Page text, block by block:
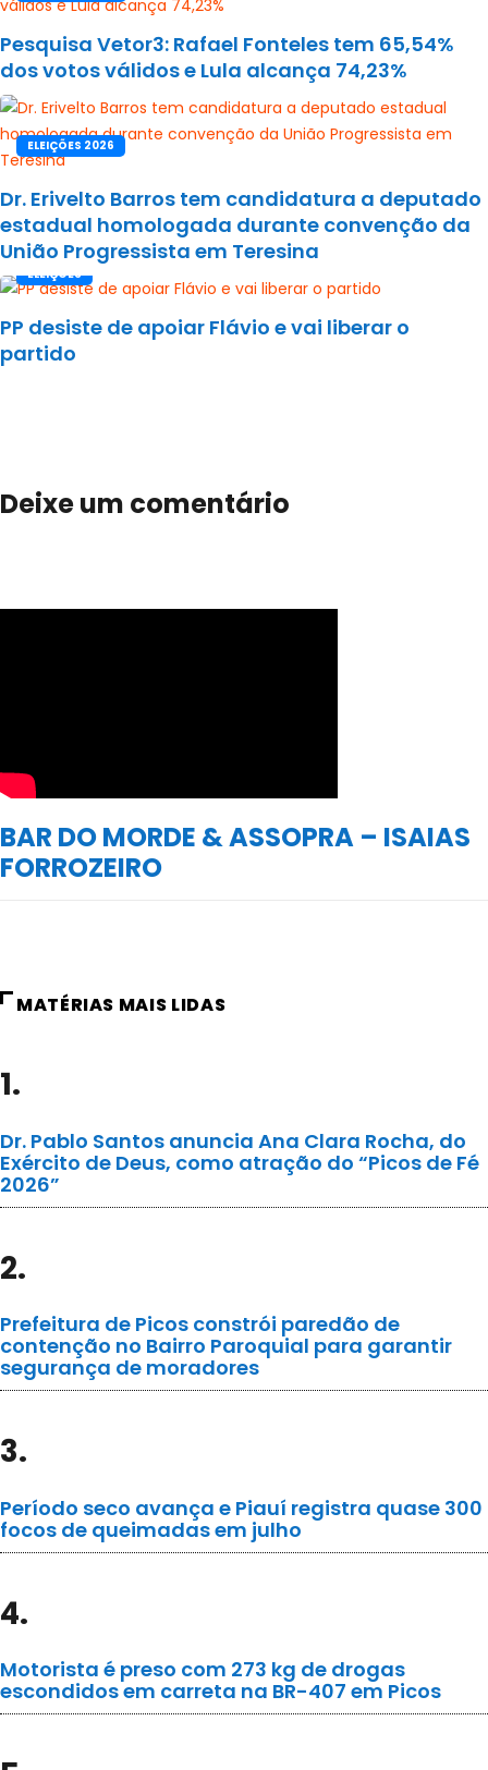
Pesquisa Vetor3: Rafael Fonteles tem 65,54%
dos votos válidos e Lula alcança 74,23%
ELEIÇÕES 2026
Dr. Erivelto Barros tem candidatura a deputado
estadual homologada durante convenção da
União Progressista em Teresina
ELEIÇÕES
PP desiste de apoiar Flávio e vai liberar o
partido
Deixe um comentário
BAR DO MORDE & ASSOPRA – ISAIAS
FORROZEIRO
MATÉRIAS MAIS LIDAS
1.
Dr. Pablo Santos anuncia Ana Clara Rocha, do
Exército de Deus, como atração do “Picos de Fé
2026”
2.
Prefeitura de Picos constrói paredão de
contenção no Bairro Paroquial para garantir
segurança de moradores
3.
Período seco avança e Piauí registra quase 300
focos de queimadas em julho
4.
Motorista é preso com 273 kg de drogas
escondidos em carreta na BR-407 em Picos